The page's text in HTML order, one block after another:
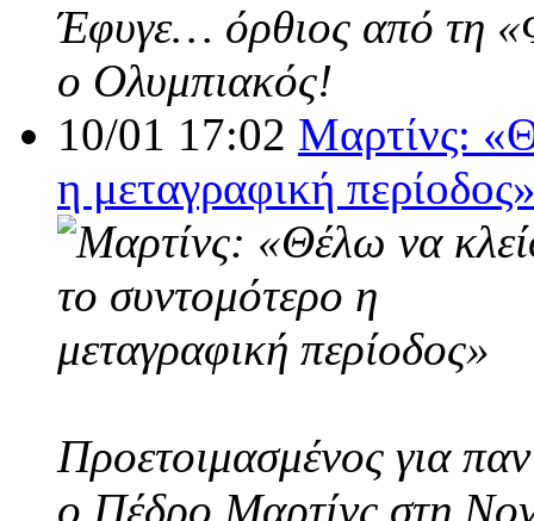
Έφυγε… όρθιος από τη
ο Ολυμπιακός!
10/01 17:02 Μαρτίνς:
η μεταγραφική
Προετοιμασμένος για
ο Πέδρο Μαρτίνς στη